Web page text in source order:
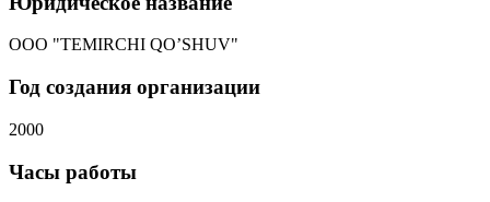
ООО "TEMIRCHI QO’SHUV"
Год создания организации
2000
Часы работы